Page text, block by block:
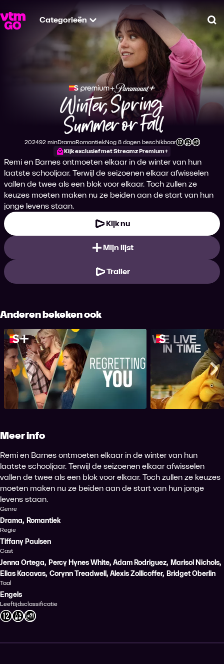
Categorieën
Winter Spring
Productiejaar
2024
Tijdsduur
92 min
Genre
Drama
Genre
RomantiekNog 8 dagen beschikbaar
Leeftijdsclassificatie
Kijk exclusief met Streamz Premium+
Remi en Barnes ontmoeten elkaar in de winter van hun
laatste schooljaar. Terwijl de seizoenen elkaar afwisselen
vallen de twee als een blok voor elkaar. Toch zullen ze
keuzes moeten maken nu ze beiden aan de start van hun
jonge levens staan.
Kijk nu
Mijn lijst
Trailer
Anderen bekeken ook
Regretting You We
Meer info
Remi en Barnes ontmoeten elkaar in de winter van hun
laatste schooljaar. Terwijl de seizoenen elkaar afwisselen
vallen de twee als een blok voor elkaar. Toch zullen ze keuzes
moeten maken nu ze beiden aan de start van hun jonge
levens staan.
Genre
Drama, Romantiek
Regie
Tiffany Paulsen
Cast
Jenna Ortega, Percy Hynes White, Adam Rodriguez, Marisol Nichols,
Elias Kacavas, Corynn Treadwell , Alexis Zollicoffer, Bridget Oberlin
Taal
Engels
Leeftijdsclassificatie